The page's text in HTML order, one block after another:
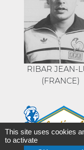
RIBAR JEAN-
(FRANCE)
This site uses cookies
to activate